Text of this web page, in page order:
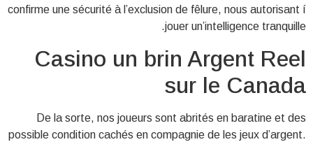
confirme une sécurité à l’exclusion de fêlure, nous autorisant í
jouer un’intelligence tranquille.
Casino un brin Argent Reel
sur le Canada
De la sorte, nos joueurs sont abrités en baratine et des
possible condition cachés en compagnie de les jeux d’argent.